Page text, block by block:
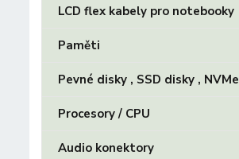
LCD flex kabely pro notebooky
Paměti
Pevné disky , SSD disky , NVMe
Procesory / CPU
Audio konektory